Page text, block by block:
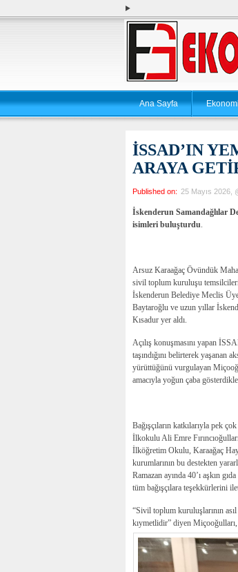
Ana Sayfa
İSSAD’IN
ARAYA
Published on: 25 Mayıs 2026,
İskenderun Samandağlılar
isimleri buluşturdu.
Arsuz Karaağaç Övündük
sivil toplum kuruluşu temsilcileri
İskenderun Belediye Meclis
Baytaroğlu ve uzun yıllar
Kısadur yer aldı.
Açılış konuşmasını yapan
taşındığını belirterek yaşanan
yürüttüğünü vurgulayan
amacıyla yoğun çaba
Bağışçıların katkılarıyla pek
İlkokulu Ali Emre
İlköğretim Okulu, Karaağaç
kurumlarının bu destekten
Ramazan ayında 40’ı aşkın
tüm bağışçılara teşekkürlerini
“Sivil toplum kuruluşlarının
kıymetlidir” diyen